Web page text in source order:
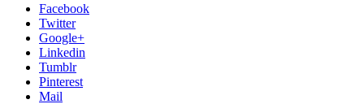
Facebook
Twitter
Google+
Linkedin
Tumblr
Pinterest
Mail